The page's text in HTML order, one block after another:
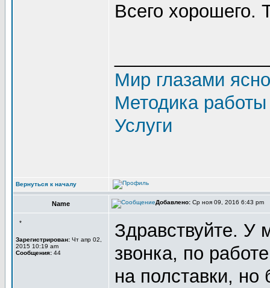
Всего хорошего.
Мир глазами
Методика
Услуги
Вернуться к началу
Name Добавлено: Ср ноя 09, 2016 6:43 pm
*
Зарегистрирован: Чт апр 02,
2015 10:19 am
Сообщения: 44
Здравствуйте. У
звонка, по
на полставки, но